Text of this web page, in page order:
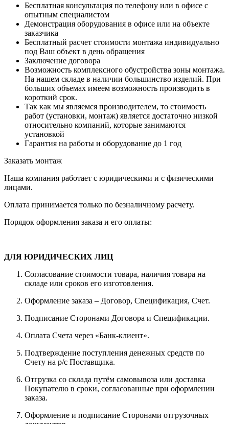
Бесплатная консультация по телефону или в офисе с
опытным специалистом
Демонстрация оборудования в офисе или на объекте
заказчика
Бесплатный расчет стоимости монтажа индивидуально
под Ваш объект в день обращения
Заключение договора
Возможность комплексного обустройства зоны монтажа.
На нашем складе в наличии большинство изделий. При
больших объемах имеем возможность производить в
короткий срок.
Так как мы являемся производителем, то стоимость
работ (установки, монтаж) является достаточно низкой
относительно компаний, которые занимаются
установкой
Гарантия на работы и оборудование до 1 год
Заказать монтаж
Наша компания работает с юридическими и с физическими
лицами.
Оплата принимается только по безналичному расчету.
Порядок оформления заказа и его оплаты:
ДЛЯ ЮРИДИЧЕСКИХ ЛИЦ
Согласование стоимости товара, наличия товара на
складе или сроков его изготовления.
Оформление заказа – Договор, Спецификация, Счет.
Подписание Сторонами Договора и Спецификации.
Оплата Счета через «Банк-клиент».
Подтверждение поступления денежных средств по
Счету на р/с Поставщика.
Отгрузка со склада путём самовывоза или доставка
Покупателю в сроки, согласованные при оформлении
заказа.
Оформление и подписание Сторонами отгрузочных